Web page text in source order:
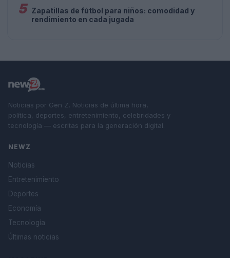
5 Zapatillas de fútbol para niños: comodidad y
rendimiento en cada jugada
Noticias por Gen Z. Noticias de última hora,
política, deportes, entretenimiento, celebridades y
tecnología — escritas para la generación digital.
NEWZ
Noticias
Entretenimiento
Deportes
Economía
Tecnología
Últimas noticias